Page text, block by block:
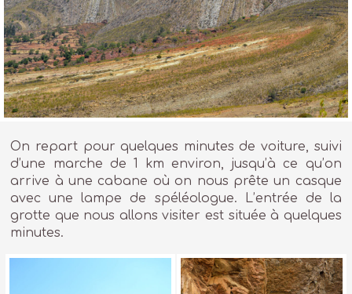
On repart pour quelques minutes de voiture, suivi
d’une marche de 1 km environ, jusqu’à ce qu’on
arrive à une cabane où on nous prête un casque
avec une lampe de spéléologue. L’entrée de la
grotte que nous allons visiter est située à quelques
minutes.